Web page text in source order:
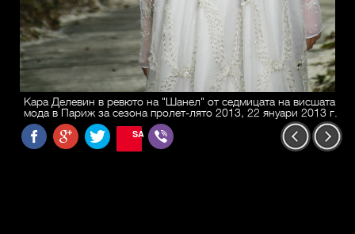
Кара Делевин в ревюто на "Шанел" от седмицата на висшата
мода в Париж за сезона пролет-лято 2013, 22 януари 2013 г.
SAVE